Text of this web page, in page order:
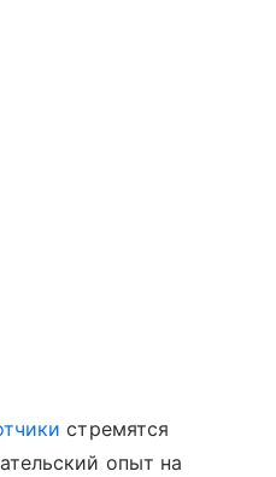
стремятся
опыт на